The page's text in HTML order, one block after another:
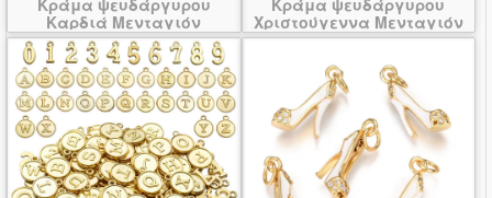
Κράμα ψευδάργυρου
Καρδιά Μενταγιόν
Κράμα ψευδάργυρου
Χριστούγεννα Μενταγιόν